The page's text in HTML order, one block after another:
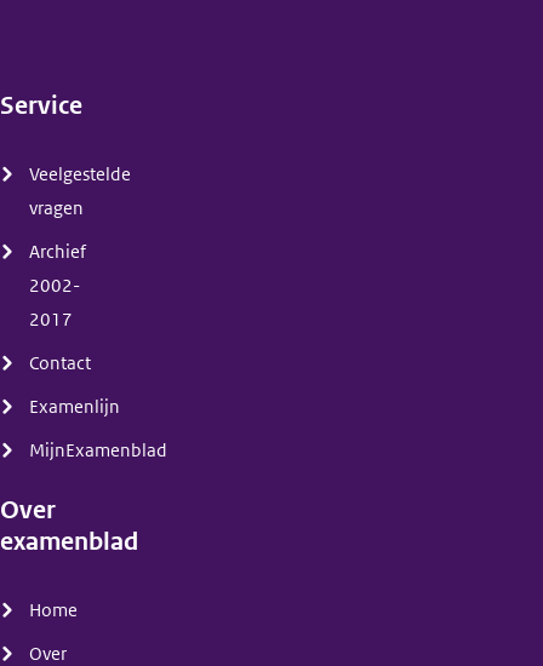
Service
Veelgestelde
vragen
Archief
2002-
2017
Contact
Examenlijn
MijnExamenblad
Over
examenblad
Home
Over